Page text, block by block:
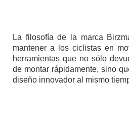
La filosofía de la marca
mantener a los ciclistas en
herramientas que no sólo
de montar rápidamente, sino
diseño innovador al mismo